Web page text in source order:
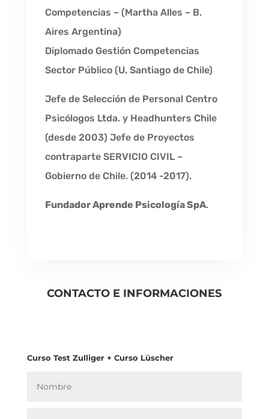
Competencias – (Martha Alles – B.
Aires Argentina)
Diplomado Gestión Competencias
Sector Público (U. Santiago de Chile)
Jefe de Selección de Personal Centro
Psicólogos Ltda. y Headhunters Chile
(desde 2003) Jefe de Proyectos
contraparte SERVICIO CIVIL –
Gobierno de Chile. (2014 -2017).
Fundador Aprende Psicología SpA.
CONTACTO E INFORMACIONES
Curso Test Zulliger + Curso Lüscher